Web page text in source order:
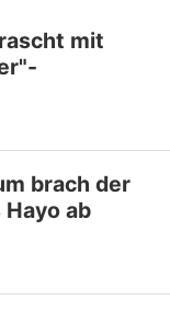
mit
brach der
ab